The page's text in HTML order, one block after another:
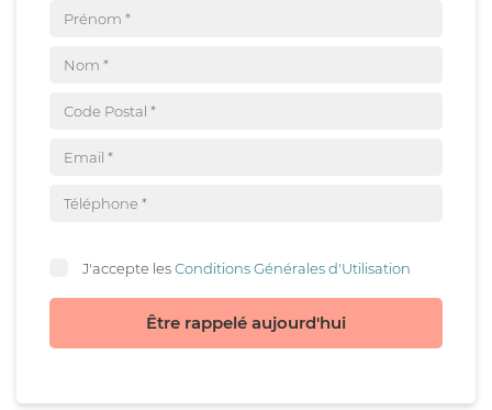
J'accepte lesConditions Générales d'Utilisation
Être rappelé aujourd'hui